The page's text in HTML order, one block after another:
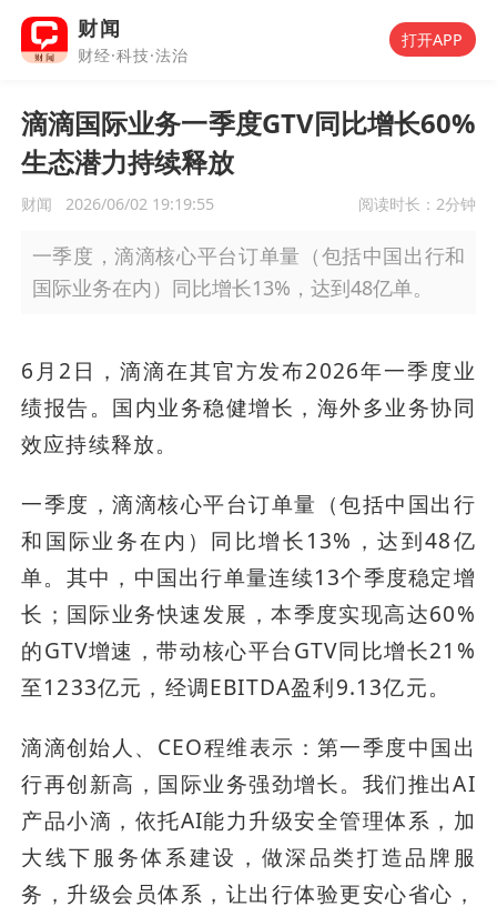
财闻
财经·科技·法治
打开APP
滴滴国际业务一季度GTV同比增长60%
生态潜力持续释放
财闻 2026/06/02 19:19:55 阅读时长： 2分钟
一季度，滴滴核心平台订单量（包括中国出行和
国际业务在内）同比增长13%，达到48亿单。
6月2日，滴滴在其官方发布2026年一季度业
绩报告。国内业务稳健增长，海外多业务协同
效应持续释放。
一季度，滴滴核心平台订单量（包括中国出行
和国际业务在内）同比增长13%，达到48亿
单。其中，中国出行单量连续13个季度稳定增
长；国际业务快速发展，本季度实现高达60%
的GTV增速，带动核心平台GTV同比增长21%
至1233亿元，经调EBITDA盈利9.13亿元。
滴滴创始人、CEO程维表示：第一季度中国出
行再创新高，国际业务强劲增长。我们推出AI
产品小滴，依托AI能力升级安全管理体系，加
大线下服务体系建设，做深品类打造品牌服
务，升级会员体系，让出行体验更安心省心，